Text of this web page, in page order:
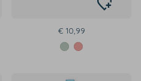
€ 10,99